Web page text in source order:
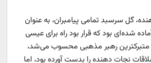
گل سرسبد تمامی پیامبران، به عنوان
شده‌ای بود که قرار بود راه برای عیسی
متبرکترین رهبر مذهبی محسوب می‌شد،
نجات دهنده را بدست آورده بود، اما